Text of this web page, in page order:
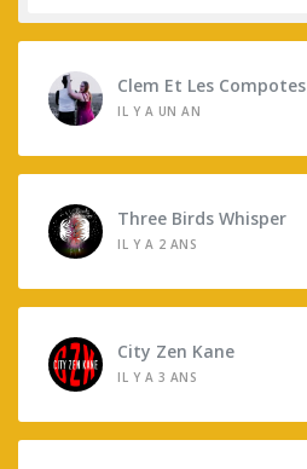
Clem Et Les Compotes
IL Y A UN AN
Three Birds Whisper
IL Y A 2 ANS
City Zen Kane
IL Y A 3 ANS